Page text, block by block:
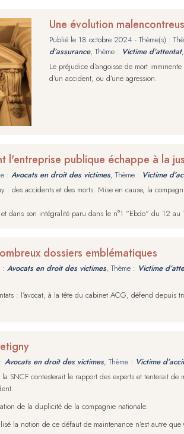
Une évolution
Publié le 18 octobre 2024- Thème(s) :
d’assurance, Thème : Victime d’attentat
Le préjudice d’angoisse de mort
d’un accident, ou d’une agression.
l'entreprise publique échappe à la
: Avocats en droit des victimes, Thème : Victime
: des accidents et des morts. Mise en cause, la
dans son intégralité paru dans le n°1 "Ebdo" du 12
dossiers emblématiques
: Avocats en droit des victimes, Thème : Victime
: l’avocat, à la tête du cabinet ACG, défend depuis
Avocats en droit des victimes, Thème : Victime
SNCF contesterait le rapport des experts et tenterait
de la duplicité de la compagnie nationale.
la notion de ce défaut de maintenance n’est autre